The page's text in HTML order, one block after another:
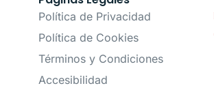
Política de Privacidad
Política de Cookies
Términos y Condiciones
Accesibilidad